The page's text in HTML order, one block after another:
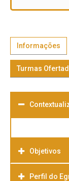
Informações
Turmas
Objetivos
Perfil do